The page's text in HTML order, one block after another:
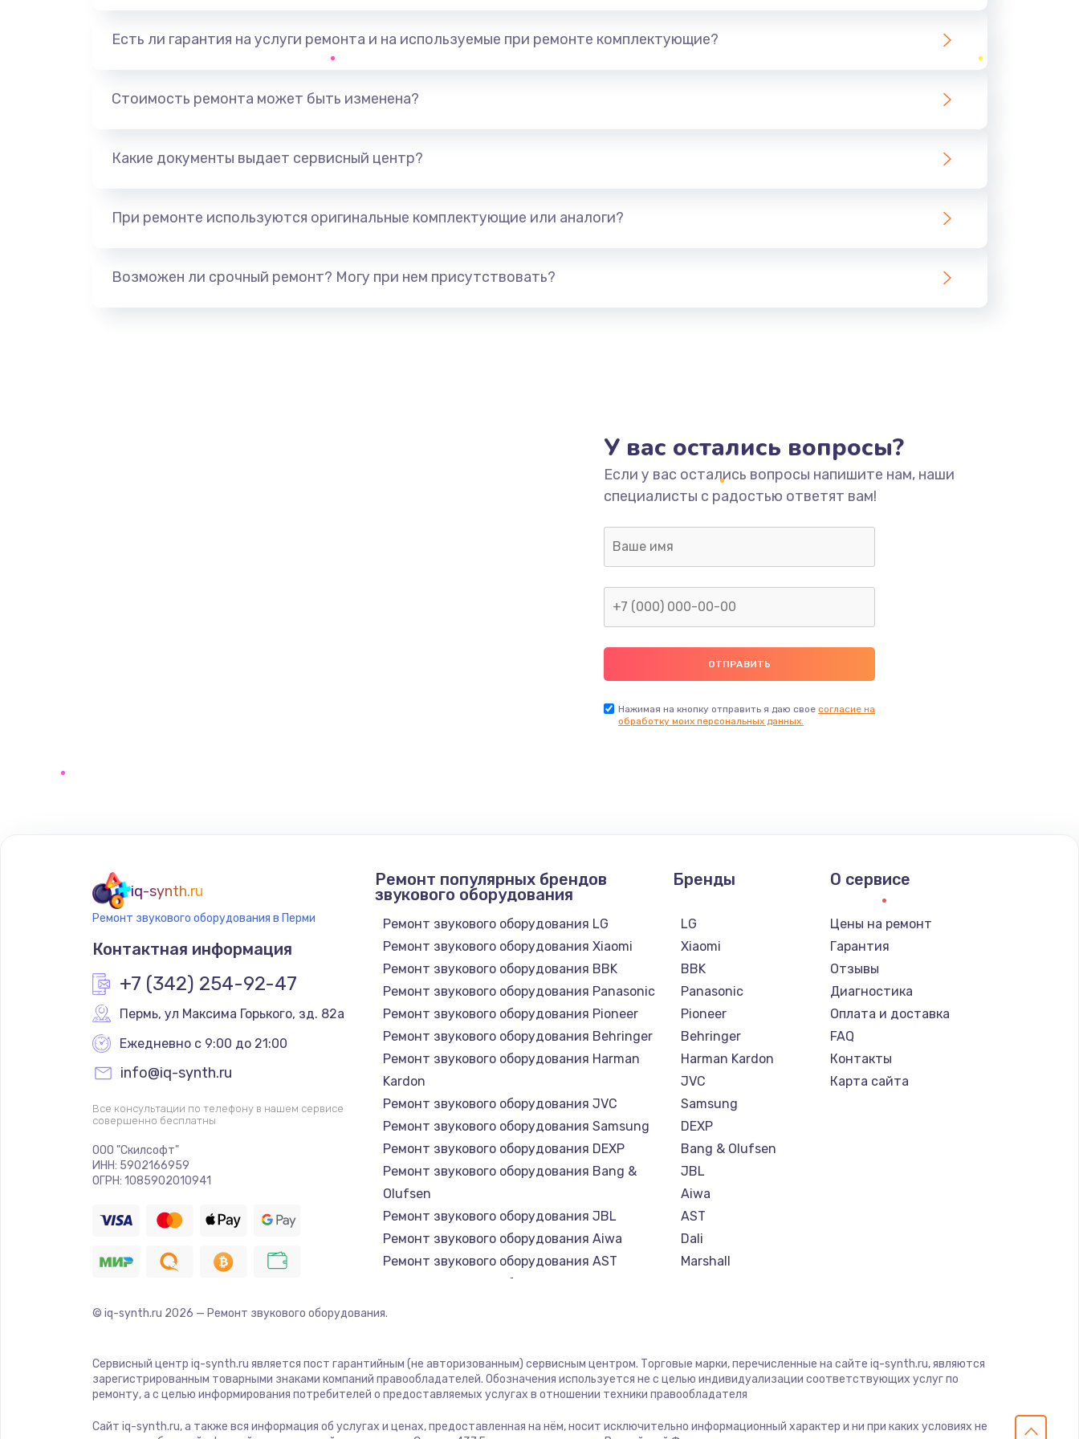
Разборка-сборка
Есть ли гарантия на услуги ремонта и на используемые при ремонте комплектующие?
Стоимость ремонта может быть изменена?
Какие документы выдает сервисный центр?
При ремонте используются оригинальные комплектующие или аналоги?
Возможен ли срочный ремонт? Могу при нем присутствовать?
У вас остались вопросы?
Если у вас остались вопросы напишите нам, наши
специалисты с радостью ответят вам!
Нажимая на кнопку отправить я даю свое согласие на
обработку моих персональных данных.
iq-synth.ru
Ремонт звукового оборудования в Перми
Контактная информация
+7 (342) 254-92-47
Пермь, ул Максима Горького, зд. 82а
Ежедневно с 9:00 до 21:00
info@iq-synth.ru
Все консультации по телефону в нашем сервисе
совершенно бесплатны
ООО "Скилсофт"
ИНН: 5902166959
ОГРН: 1085902010941
Ремонт популярных брендов
звукового оборудования
Ремонт звукового оборудования LG
Ремонт звукового оборудования Xiaomi
Ремонт звукового оборудования BBK
Ремонт звукового оборудования Panasonic
Ремонт звукового оборудования Pioneer
Ремонт звукового оборудования Behringer
Ремонт звукового оборудования Harman
Kardon
Ремонт звукового оборудования JVC
Ремонт звукового оборудования Samsung
Ремонт звукового оборудования DEXP
Ремонт звукового оборудования Bang &
Olufsen
Ремонт звукового оборудования JBL
Ремонт звукового оборудования Aiwa
Ремонт звукового оборудования AST
Ремонт звукового оборудования Dali
Бренды
LG
Xiaomi
BBK
Panasonic
Pioneer
Behringer
Harman Kardon
JVC
Samsung
DEXP
Bang & Olufsen
JBL
Aiwa
AST
Dali
Marshall
О сервисе
Цены на ремонт
Гарантия
Отзывы
Диагностика
Оплата и доставка
FAQ
Контакты
Карта сайта
© iq-synth.ru 2026 — Ремонт звукового оборудования.
Сервисный центр iq-synth.ru является пост гарантийным (не авторизованным) сервисным центром. Торговые марки, перечисленные на сайте iq-synth.ru, являются
зарегистрированным товарными знаками компаний правообладателей. Обозначения используется не с целью индивидуализации соответствующих услуг по
ремонту, а с целью информирования потребителей о предоставляемых услугах в отношении техники правообладателя
Сайт iq-synth.ru, а также вся информация об услугах и ценах, предоставленная на нём, носит исключительно информационный характер и ни при каких условиях не